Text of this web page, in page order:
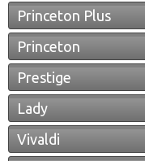
Princeton Plus
Princeton
Prestige
Lady
Vivaldi